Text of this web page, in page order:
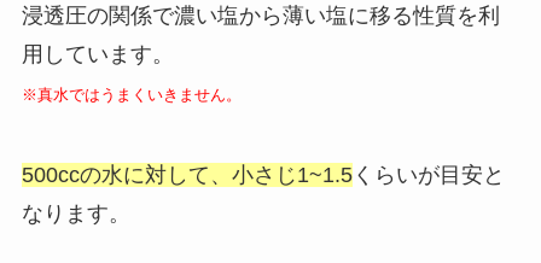
浸透圧の関係で濃い塩から薄い塩に移る性質を利
用しています。
※真水ではうまくいきません。
500ccの水に対して、小さじ1~1.5くらいが目安と
なります。